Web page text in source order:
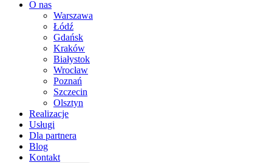
O nas
Warszawa
Łódź
Gdańsk
Kraków
Białystok
Wrocław
Poznań
Szczecin
Olsztyn
Realizacje
Usługi
Dla partnera
Blog
Kontakt